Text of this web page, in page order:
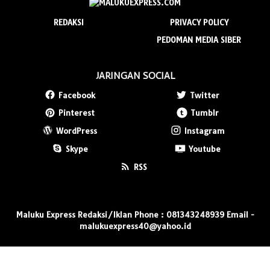
REDAKSI
PRIVACY POLICY
PEDOMAN MEDIA SIBER
JARINGAN SOCIAL
Facebook
Twitter
Pinterest
Tumblr
WordPress
Instagram
Skype
Youtube
RSS
Maluku Express Redaksi/Iklan Phone : 081343248939 Email -
malukuexpress40@yahoo.id